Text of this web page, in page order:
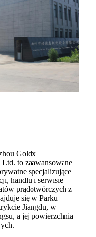
Goldx
to zaawansowane
specjalizujące
handlu i serwisie
prądotwórczych z
się w Parku
Jiangdu, w
a jej powierzchnia